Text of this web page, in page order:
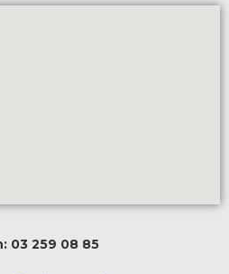
03 259 08 85